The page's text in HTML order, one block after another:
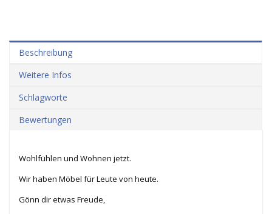
Beschreibung
Weitere Infos
Schlagworte
Bewertungen
Wohlfühlen und Wohnen jetzt.
Wir haben Möbel für Leute von heute.
Gönn dir etwas Freude,